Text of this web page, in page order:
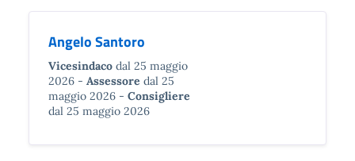
Angelo Santoro
Vicesindaco dal 25 maggio
2026
Assessore dal 25
maggio 2026
Consigliere
dal 25 maggio 2026